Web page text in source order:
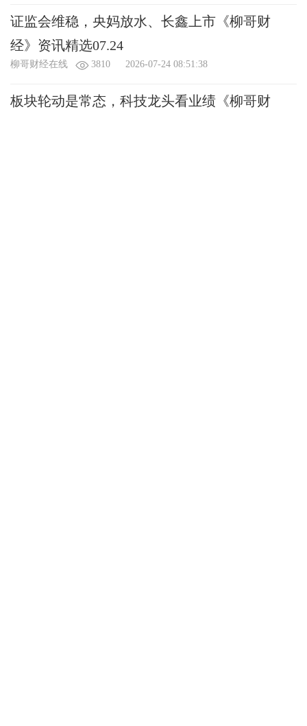
证监会维稳，央妈放水、长鑫上市《柳哥财
经》资讯精选07.24
柳哥财经在线 3810 2026-07-24 08:51:38
板块轮动是常态，科技龙头看业绩《柳哥财